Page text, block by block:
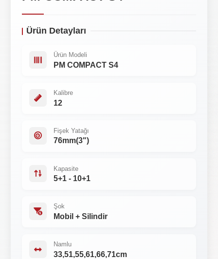
Ürün Detayları
Ürün Modeli
PM COMPACT S4
Kalibre
12
Fişek Yatağı
76mm(3")
Kapasite
5+1 - 10+1
Şok
Mobil + Silindir
Namlu
33,51,55,61,66,71cm